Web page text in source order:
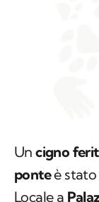
Un cigno
ponteè stato
Locale a